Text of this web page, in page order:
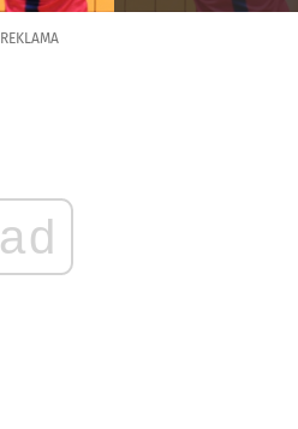
REKLAMA
ad